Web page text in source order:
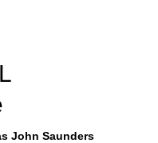
John Saunders